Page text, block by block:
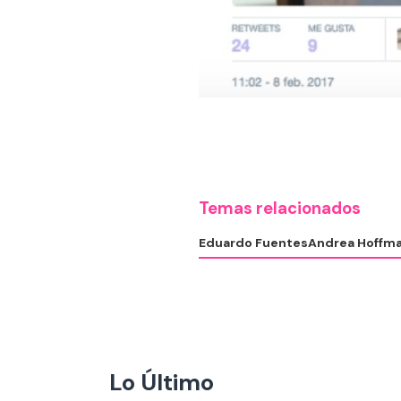
Temas relacionados
Eduardo FuentesAndrea
Lo Último